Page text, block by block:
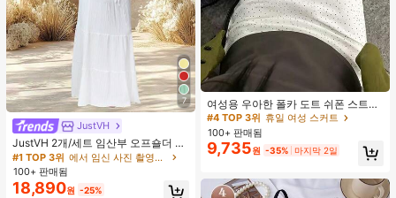
7
JustVH
JustVH 2개/세트 임산부 오프숄더 러
플 헴 크롭 탑과 플로잉 맥시 스커트
세트, 사진 촬영과 비치웨어에 적합한
봄 화이트 가을
#1 TOP 3위
에서 임신 사진 촬영용 의상
100+ 판매됨
18,890원 -25%
여성용 우아한 폴카 도트 쉬폰 스트레
이트 스커트, 여름 캐주얼 웨어에 적
합, 일상용으로 다용도, 편안하고 통기
성 있는 화이트
#4 TOP 3위
거의 매진!
#4 TOP 3위 휴일 여성 스커트
거의 매진!
#4 TOP 3위 휴일 여성 스커트
거의 매진!
#4 TOP 3위 휴일 여성 스커트
100+ 판매됨
9,735원 -35% 마지막 2일